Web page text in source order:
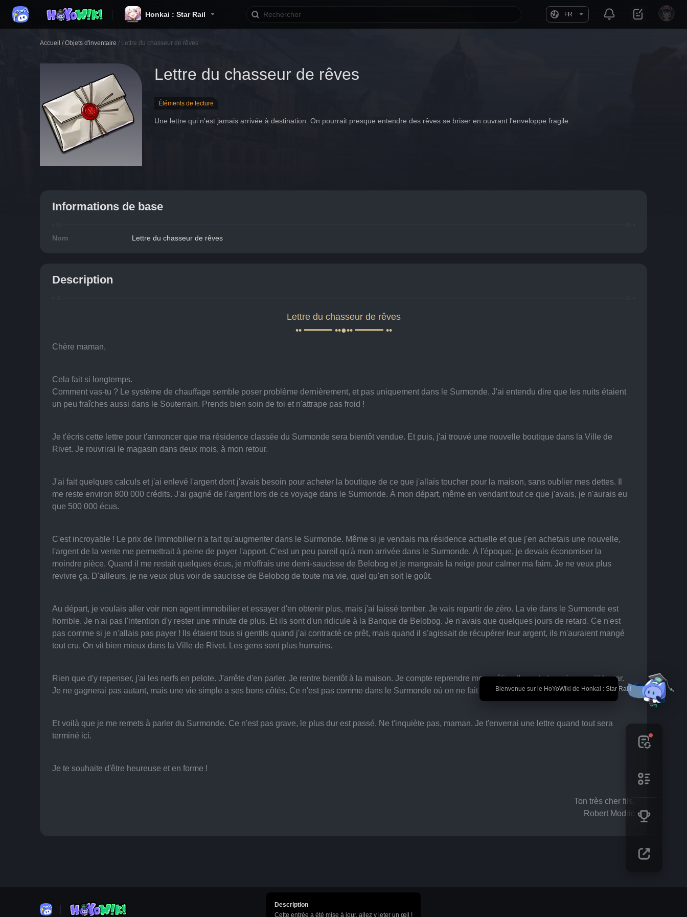
Honkai : Star Rail FR
🎉 Bienvenue sur le HoYoWiki de Honkai : Star Rail!
Accueil / Objets d'inventaire / Lettre du chasseur de rêves
Lettre du chasseur de rêves
Éléments de lecture
Une lettre qui n'est jamais arrivée à destination. On pourrait presque entendre des rêves se briser en ouvrant l'enveloppe fragile.
Informations de base
Nom Lettre du chasseur de rêves
Description
Lettre du chasseur de rêves
•• ━━━━━ ••●•• ━━━━━ ••
Chère maman,
Cela fait si longtemps.
Comment vas-tu ? Le système de chauffage semble poser problème dernièrement, et pas uniquement dans le Surmonde. J'ai entendu dire que les nuits étaient
un peu fraîches aussi dans le Souterrain. Prends bien soin de toi et n'attrape pas froid !
Je t'écris cette lettre pour t'annoncer que ma résidence classée du Surmonde sera bientôt vendue. Et puis, j'ai trouvé une nouvelle boutique dans la Ville de
Rivet. Je rouvrirai le magasin dans deux mois, à mon retour.
J'ai fait quelques calculs et j'ai enlevé l'argent dont j'avais besoin pour acheter la boutique de ce que j'allais toucher pour la maison, sans oublier mes dettes. Il
me reste environ 800 000 crédits. J'ai gagné de l'argent lors de ce voyage dans le Surmonde. À mon départ, même en vendant tout ce que j'avais, je n'aurais eu
que 500 000 écus.
C'est incroyable ! Le prix de l'immobilier n'a fait qu'augmenter dans le Surmonde. Même si je vendais ma résidence actuelle et que j'en achetais une nouvelle,
l'argent de la vente me permettrait à peine de payer l'apport. C'est un peu pareil qu'à mon arrivée dans le Surmonde. À l'époque, je devais économiser la
moindre pièce. Quand il me restait quelques écus, je m'offrais une demi-saucisse de Belobog et je mangeais la neige pour calmer ma faim. Je ne veux plus
revivre ça. D'ailleurs, je ne veux plus voir de saucisse de Belobog de toute ma vie, quel qu'en soit le goût.
Au départ, je voulais aller voir mon agent immobilier et essayer d'en obtenir plus, mais j'ai laissé tomber. Je vais repartir de zéro. La vie dans le Surmonde est
horrible. Je n'ai pas l'intention d'y rester une minute de plus. Et ils sont d'un ridicule à la Banque de Belobog. Je n'avais que quelques jours de retard. Ce n'est
pas comme si je n'allais pas payer ! Ils étaient tous si gentils quand j'ai contracté ce prêt, mais quand il s'agissait de récupérer leur argent, ils m'auraient mangé
tout cru. On vit bien mieux dans la Ville de Rivet. Les gens sont plus humains.
Rien que d'y repenser, j'ai les nerfs en pelote. J'arrête d'en parler. Je rentre bientôt à la maison. Je compte reprendre mon métier d'avant et ouvrir un petit bazar.
Je ne gagnerai pas autant, mais une vie simple a ses bons côtés. Ce n'est pas comme dans le Surmonde où on ne fait que travailler.
Et voilà que je me remets à parler du Surmonde. Ce n'est pas grave, le plus dur est passé. Ne t'inquiète pas, maman. Je t'enverrai une lettre quand tout sera
terminé ici.
Je te souhaite d'être heureuse et en forme !
Ton très cher fils,
Robert Modric
Description
Cette entrée a été mise à jour, allez y jeter un œil !